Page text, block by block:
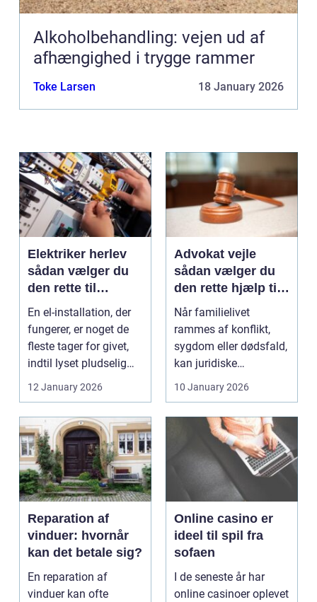
Alkoholbehandling: vejen ud af
afhængighed i trygge rammer
Toke Larsen 18 January 2026
Elektriker herlev
sådan vælger du
den rette til
opgaven
En el-installation, der
fungerer, er noget de
fleste tager for givet,
indtil lyset pludselig
går, el...
12 January 2026
Advokat vejle
sådan vælger du
den rette hjælp til
familien
Når familielivet
rammes af konflikt,
sygdom eller dødsfald,
kan juridiske
spørgsmål hurtigt
vokse si...
10 January 2026
Reparation af
vinduer: hvornår
kan det betale sig?
En reparation af
vinduer kan ofte
Online casino er
ideel til spil fra
sofaen
I de seneste år har
online casinoer oplevet